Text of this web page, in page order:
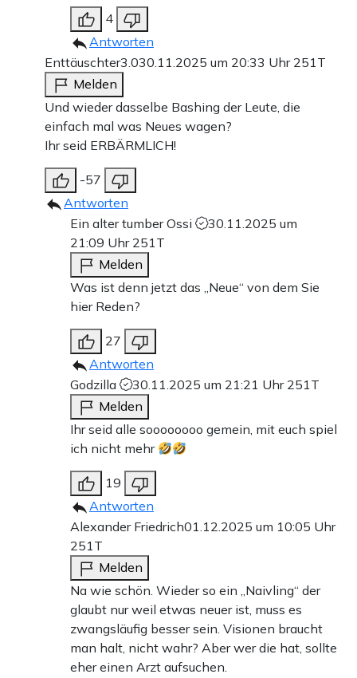
4
Antworten
Enttäuschter3.030.11.2025 um 20:33 Uhr 251T
Melden
Und wieder dasselbe Bashing der Leute, die
einfach mal was Neues wagen?
Ihr seid ERBÄRMLICH!
-57
Antworten
Ein alter tumber Ossi
30.11.2025 um
21:09 Uhr 251T
Melden
Was ist denn jetzt das „Neue“ von dem Sie
hier Reden?
27
Antworten
Godzilla
30.11.2025 um 21:21 Uhr 251T
Melden
Ihr seid alle soooooooo gemein, mit euch spiel
ich nicht mehr
19
Antworten
Alexander Friedrich01.12.2025 um 10:05 Uhr
251T
Melden
Na wie schön. Wieder so ein „Naivling“ der
glaubt nur weil etwas neuer ist, muss es
zwangsläufig besser sein. Visionen braucht
man halt, nicht wahr? Aber wer die hat, sollte
eher einen Arzt aufsuchen.